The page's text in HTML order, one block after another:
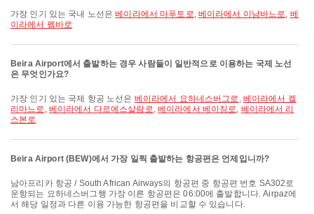
가장 인기 있는 국내 노선은베이라에서 마푸토로, 베이라에서 이냠바느로, 베
이라에서 펨바로
Beira Airport에서 출발하는 경우 사람들이 일반적으로 이용하는 국제 노선
은 무엇인가요?
가장 인기 있는 국제 항공 노선은 베이라에서 요하네스버그로 , 베이라에서 켈
리마느로 , 베이라에서 다르에스살람로, 베이라에서 베이징로, 베이라에서 리
스본로
Beira Airport (BEW)에서 가장 일찍 출발하는 항공편은 언제입니까?
남아프리카 항공 / South African Airways의 항공편 중 항공편 번호 SA302로
운항되는 요하네스버그행 가장 이른 항공편은 06:00에 출발합니다. Airpaz에
서 해당 일정과 다른 이용 가능한 항공편을 비교할 수 있습니다.